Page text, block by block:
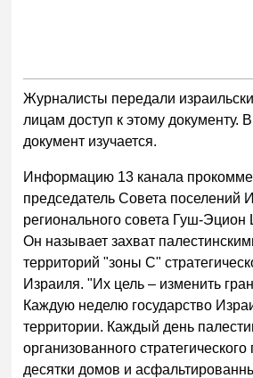
Журналисты передали
лицам доступ к этому документу.
документ изучается.
Информацию 13 канала
председатель Совета поселений
регионального совета Гуш-
Он называет захват
территорий "зоны С"
Израиля. "Их цель – изменить
Каждую неделю государство
территории. Каждый день
организованного
десятки домов и